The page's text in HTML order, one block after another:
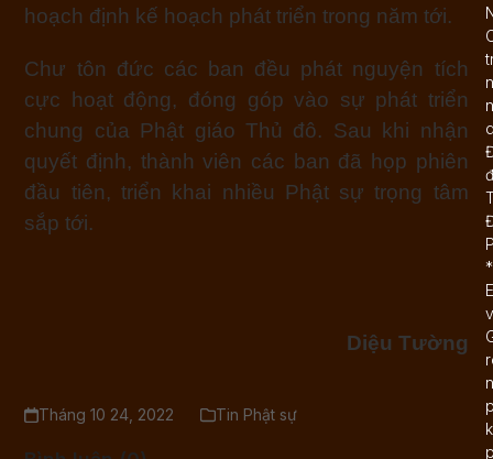
hoạch định kế hoạch phát triển trong năm tới.
Chư tôn đức các ban đều phát nguyện tích
cực hoạt động, đóng góp vào sự phát triển
chung của Phật giáo Thủ đô. Sau khi nhận
quyết định, thành viên các ban đã họp phiên
đầu tiên, triển khai nhiều Phật sự trọng tâm
sắp tới.
Diệu Tường
Tháng 10 24, 2022 Tin Phật sự
*